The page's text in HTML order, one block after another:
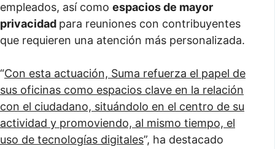
empleados, así como espacios de mayor
privacidad para reuniones con contribuyentes
que requieren una atención más personalizada.
“Con esta actuación, Suma refuerza el papel de
sus oficinas como espacios clave en la relación
con el ciudadano, situándolo en el centro de su
actividad y promoviendo, al mismo tiempo, el
uso de tecnologías digitales”, ha destacado